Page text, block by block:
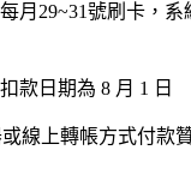
月29~31號刷卡，系
款日期為 8 月 1 日
線上轉帳方式付款